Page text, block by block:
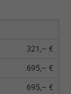
321,– €
695,– €
695,– €